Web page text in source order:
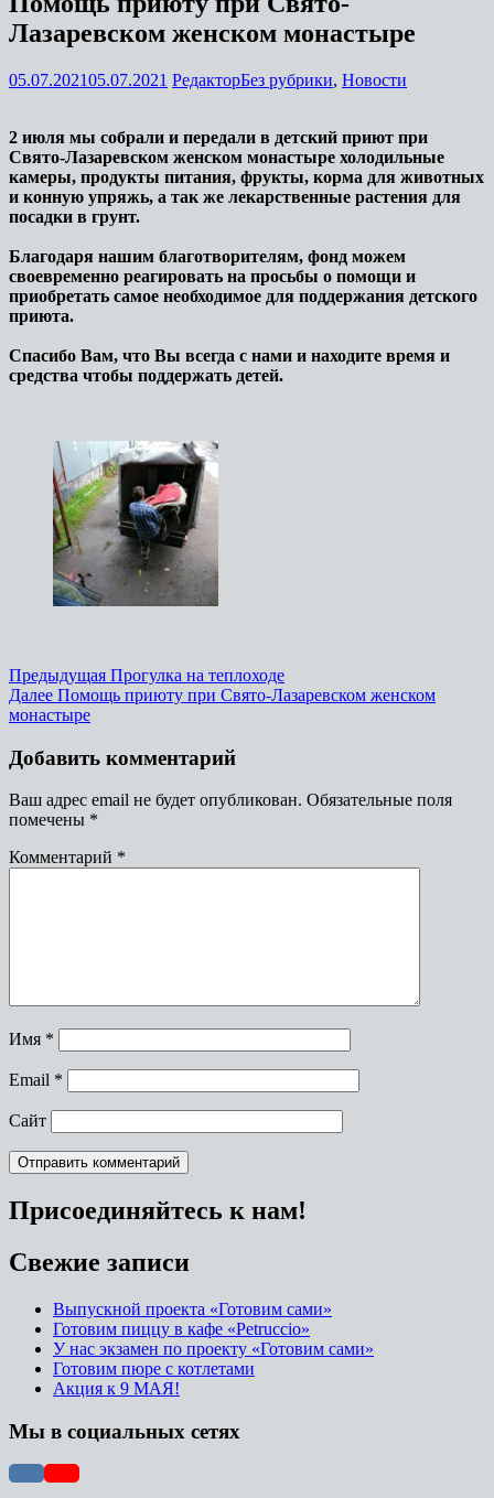
Лазаревском женском монастыре
05.07.202105.07.2021 РедакторБез рубрики, Новости
2 июля мы собрали и передали в детский приют при
Свято-Лазаревском женском монастыре холодильные
камеры, продукты питания, фрукты, корма для животных
и конную упряжь, а так же лекарственные растения для
посадки в грунт.
Благодаря нашим благотворителям, фонд можем
своевременно реагировать на просьбы о помощи и
приобретать самое необходимое для поддержания детского
приюта.
Спасибо Вам, что Вы всегда с нами и находите время и
средства чтобы поддержать детей.
Предыдущая Прогулка на теплоходе
Далее Помощь приюту при Свято-Лазаревском женском
монастыре
Добавить комментарий
Ваш адрес email не будет опубликован. Обязательные поля
помечены *
Комментарий *
Имя *
Email *
Сайт
Присоединяйтесь к нам!
Свежие записи
Выпускной проекта «Готовим сами»
Готовим пиццу в кафе «Petruccio»
У нас экзамен по проекту «Готовим сами»
Готовим пюре с котлетами
Акция к 9 МАЯ!
Мы в социальных сетях